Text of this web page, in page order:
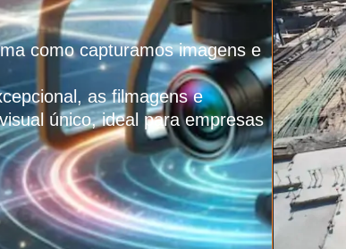
como capturamos imagens e
as filmagens e
único, ideal para empresas